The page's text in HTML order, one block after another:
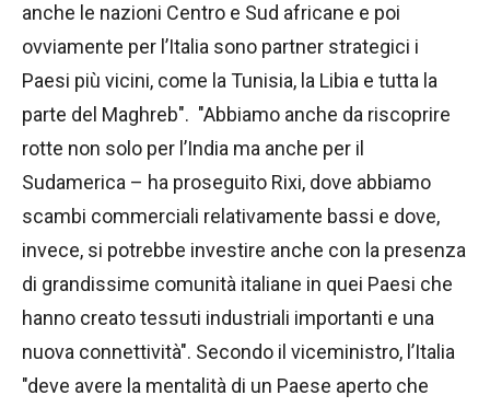
anche le nazioni Centro e Sud africane e poi
ovviamente per l’Italia sono partner strategici i
Paesi più vicini, come la Tunisia, la Libia e tutta la
parte del Maghreb". "Abbiamo anche da riscoprire
rotte non solo per l’India ma anche per il
Sudamerica – ha proseguito Rixi, dove abbiamo
scambi commerciali relativamente bassi e dove,
invece, si potrebbe investire anche con la presenza
di grandissime comunità italiane in quei Paesi che
hanno creato tessuti industriali importanti e una
nuova connettività". Secondo il viceministro, l’Italia
"deve avere la mentalità di un Paese aperto che